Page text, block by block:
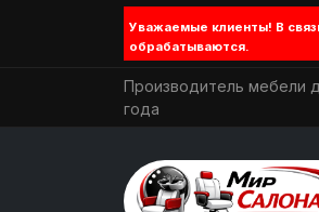
Уважаемые клиенты! В
обрабатываются.
Производитель мебели
года